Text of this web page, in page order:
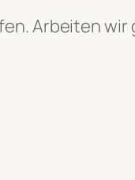
Arbeiten